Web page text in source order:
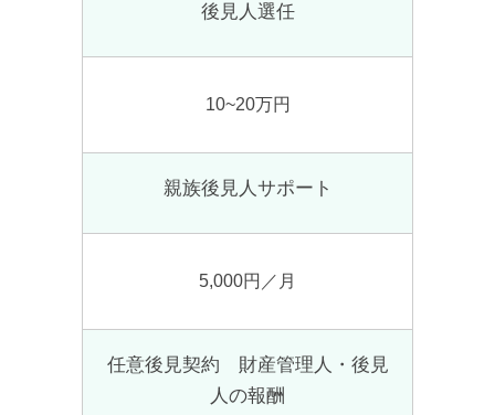
後見人選任
10~20万円
親族後見人サポート
5,000円／月
任意後見契約 財産管理人・後見
人の報酬